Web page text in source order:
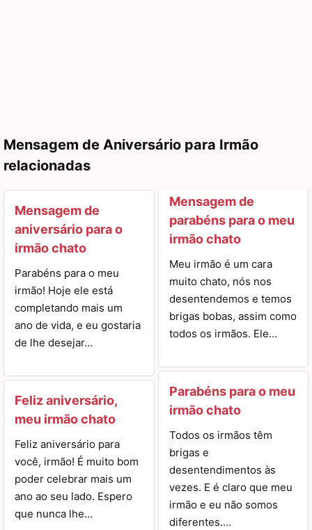
Mensagem de Aniversário para Irmão
relacionadas
Mensagem de
aniversário para o
irmão chato
Parabéns para o meu
irmão! Hoje ele está
completando mais um
ano de vida, e eu gostaria
de lhe desejar…
Feliz aniversário,
meu irmão chato
Feliz aniversário para
você, irmão! É muito bom
poder celebrar mais um
ano ao seu lado. Espero
que nunca lhe…
Mensagem de
parabéns para o meu
irmão chato
Meu irmão é um cara
muito chato, nós nos
desentendemos e temos
brigas bobas, assim como
todos os irmãos. Ele…
Parabéns para o meu
irmão chato
Todos os irmãos têm
brigas e
desentendimentos às
vezes. E é claro que meu
irmão e eu não somos
diferentes….